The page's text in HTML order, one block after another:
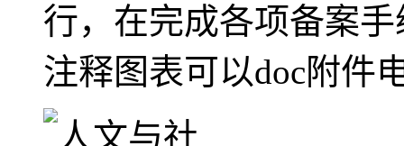
行，在完成各项备案
注释图表可以doc附件